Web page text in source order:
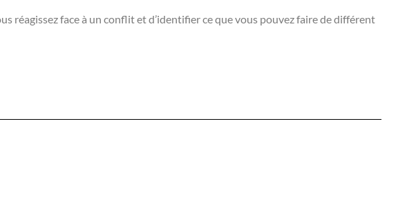
réagissez face à un conflit et d’identifier ce que vous pouvez faire de différent